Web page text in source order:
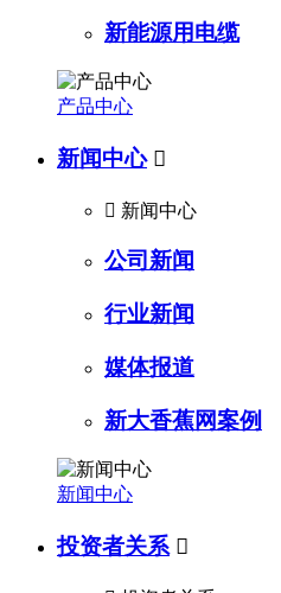
新能源用电缆
产品中心
新闻中心 
 新闻中心
公司新闻
行业新闻
媒体报道
新大香蕉网案例
新闻中心
投资者关系 